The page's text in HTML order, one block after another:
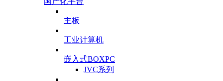
主板
工业计算机
嵌入式BOXPC
JVC系列